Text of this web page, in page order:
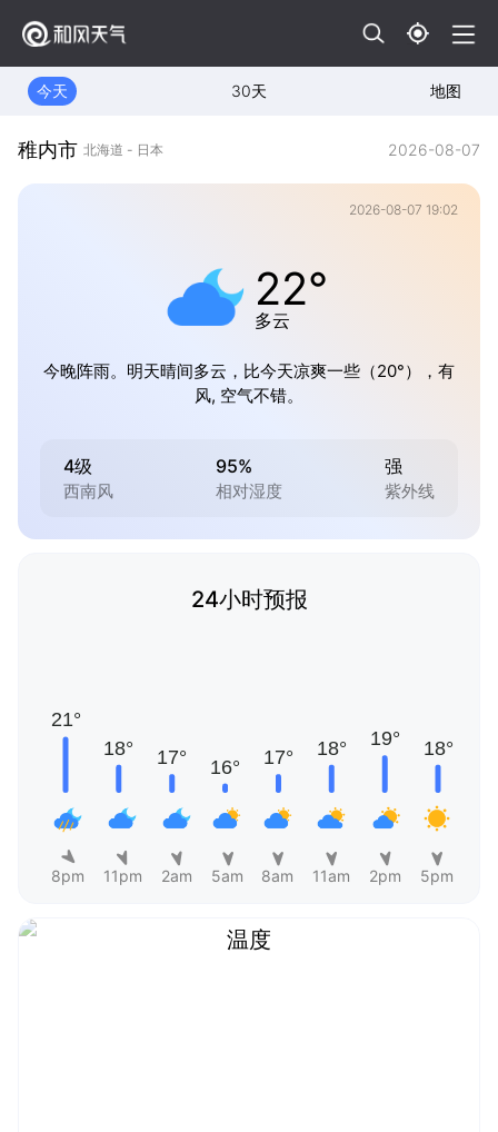
今天 30天 地图
稚内市 北海道 - 日本 2026-08-07
2026-08-07 19:02
22°
多云
今晚阵雨。明天晴间多云，比今天凉爽一些（20°），有
风, 空气不错。
4级
西南风
95%
相对湿度
强
紫外线
24小时预报
8pm 11pm 2am 5am 8am 11am 2pm 5pm
温度